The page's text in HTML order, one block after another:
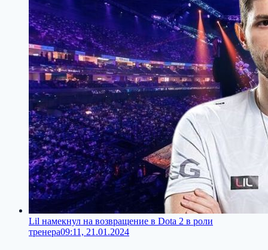
Lil намекнул на возвращение в Dota 2 в роли
тренера09:11, 21.01.2024